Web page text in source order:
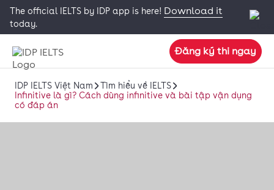
The official IELTS by IDP app is here! Download it
today.
Đăng ký thi ngay
IDP IELTS Việt Nam
Tìm hiểu về IELTS
Infinitive là gì? Cách dùng infinitive và bài tập vận dụng
có đáp án